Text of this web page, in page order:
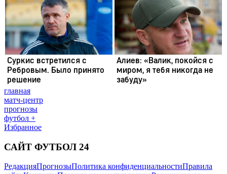
главная
матч-центр
прогнозы
футбол +
Избранное
САЙТ ФУТБОЛ 24
РедакцияПрогнозыПолитика конфиденциальностиПравила